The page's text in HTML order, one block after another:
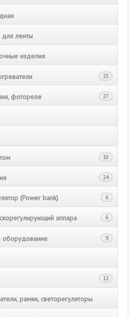
ленты
изделия
25
27
фотореле
10
24
6
(Power bank)
6
аппара
9
оборудование
12
рамки, светорегуляторы